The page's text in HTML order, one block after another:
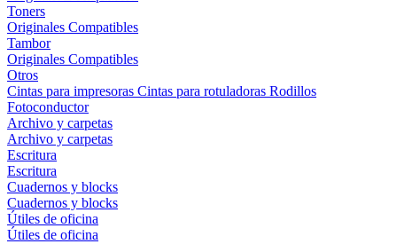
Toners
Originales Compatibles
Tambor
Originales Compatibles
Otros
Cintas para impresoras Cintas para rotuladoras Rodillos
Fotoconductor
Archivo y carpetas
Archivo y carpetas
Escritura
Escritura
Cuadernos y blocks
Cuadernos y blocks
Útiles de oficina
Útiles de oficina